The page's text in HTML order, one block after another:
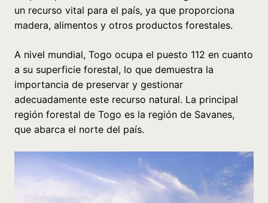
un recurso vital para el país, ya que proporciona
madera, alimentos y otros productos forestales.
A nivel mundial, Togo ocupa el puesto 112 en cuanto
a su superficie forestal, lo que demuestra la
importancia de preservar y gestionar
adecuadamente este recurso natural. La principal
región forestal de Togo es la región de Savanes,
que abarca el norte del país.